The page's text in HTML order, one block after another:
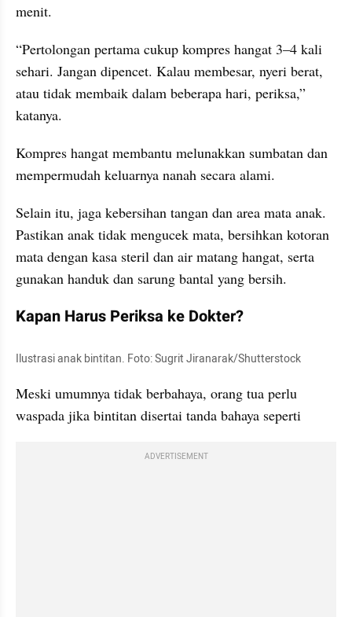
menit.
“Pertolongan pertama cukup kompres hangat 3–4 kali
sehari. Jangan dipencet. Kalau membesar, nyeri berat,
atau tidak membaik dalam beberapa hari, periksa,”
katanya.
Kompres hangat membantu melunakkan sumbatan dan
mempermudah keluarnya nanah secara alami.
Selain itu, jaga kebersihan tangan dan area mata anak.
Pastikan anak tidak mengucek mata, bersihkan kotoran
mata dengan kasa steril dan air matang hangat, serta
gunakan handuk dan sarung bantal yang bersih.
Kapan Harus Periksa ke Dokter?
Ilustrasi anak bintitan. Foto: Sugrit Jiranarak/Shutterstock
Meski umumnya tidak berbahaya, orang tua perlu
waspada jika bintitan disertai tanda bahaya seperti
ADVERTISEMENT